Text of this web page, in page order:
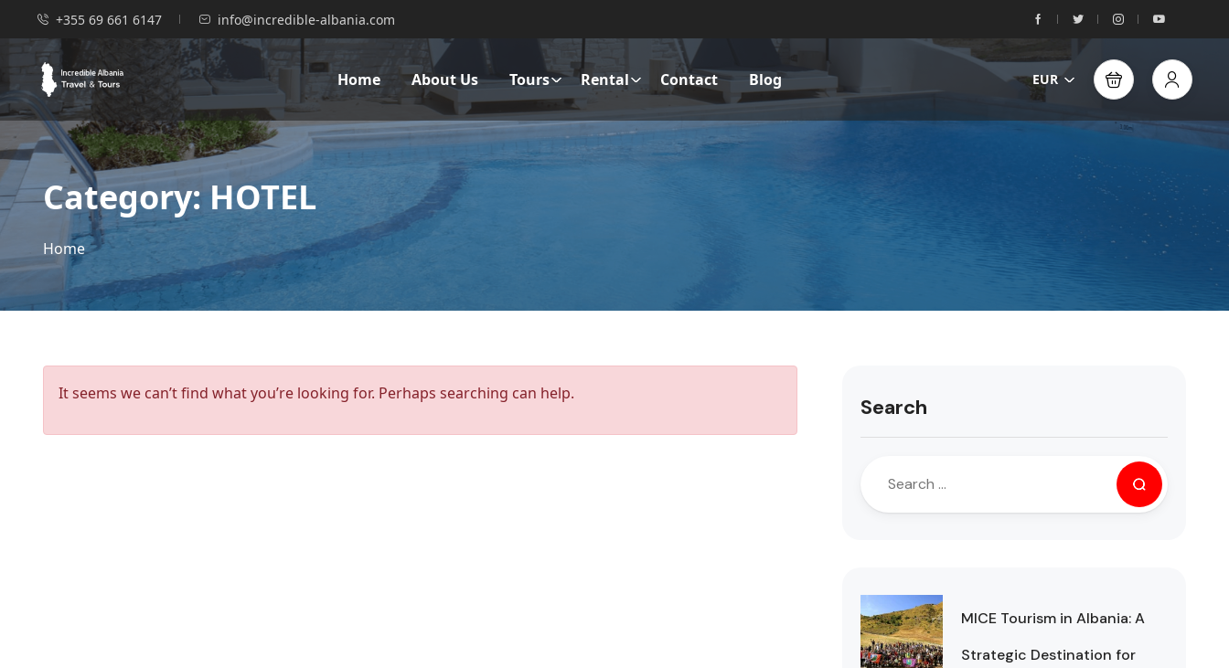
+355 69 661 6147 info@incredible-albania.com
Home About Us Tours Rental Contact Blog EUR
Category:HOTEL
Home
It seems we can’t find what you’re looking for. Perhaps searching can help.
Search
MICE Tourism in Albania: A
Strategic Destination for